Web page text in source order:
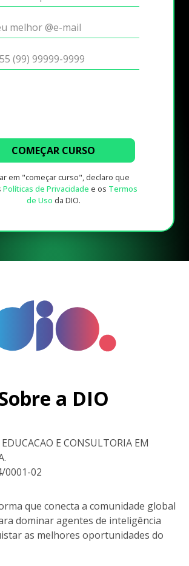
COMEÇAR CURSO
em "começar curso", declaro que
Políticas de Privacidade e os Termos
de Uso da DIO.
a DIO
E CONSULTORIA EM
0001-02
que conecta a comunidade global
dominar agentes de inteligência
as melhores oportunidades do